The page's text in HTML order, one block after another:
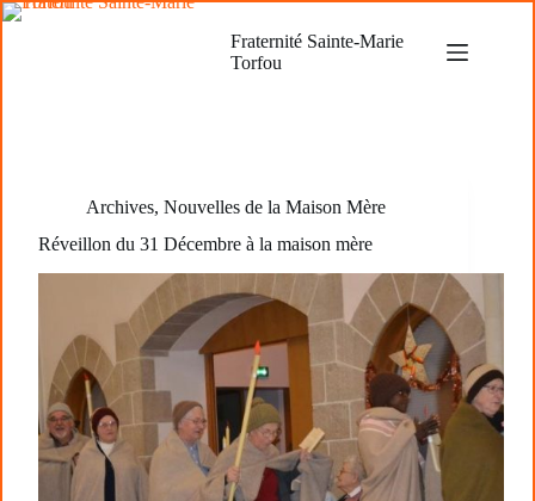
Passer
Fraternité Sainte-Marie
Torfou
Archives, Nouvelles de la Maison Mère
Réveillon du 31 Décembre à la maison mère